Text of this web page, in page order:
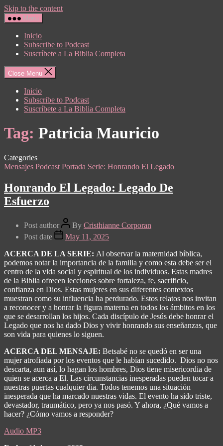
Skip to the content
Menu
Inicio
Subscribe to Podcast
Suscríbete a La Biblia Completa
Close Menu
Inicio
Subscribe to Podcast
Suscríbete a La Biblia Completa
Tag: Patricia Mauricio
Categories
Mensajes Podcast Portada Serie: Honrando El Legado
Honrando El Legado: Legado De
Esfuerzo
Post author By Cristhianne Corporan
Post date
May 11, 2025
ACERCA DE LA SERIE: Al observar la maternidad bíblica,
podemos notar la importancia de la familia y como esta debe ser el
centro de la vida social y espiritual de los individuos. Estas madres
de la Biblia ofrecen lecciones sobre fortaleza, fe, sacrificio,
confianza en Dios. Estas mujeres en sus diferentes contextos
muestran como su influencia ha perdurado. Estos relatos nos invitan
a reconocer y a honrar la figura materna en todos los ámbitos en los
que se desarrollan los hijos. Cada discípulo de Jesús debe honrar el
Legado que nos ha dado Dios y vivir honrando sus enseñanzas, que
son vida para quienes lo siguen.
ACERCA DEL MENSAJE: Betsabé no se quedó en ser una
mujer atrofiada por los eventos que le habían sucedido. Dios no nos
descarta, aun así, lo hagan los hombres, Dios tiene misericordia de
quien se acerca a El. Las circunstancias inesperadas pueden tocar a
nuestras puertas cualquier dia. Todos tenemos una situación
inesperada que ha marcado nuestras vidas. El evento ha sido triste,
devastador, traumático, pero ya nos pasó. Y ahora, ¿Qué vamos a
hacer? ¿Cómo vamos a responder?
Audio MP3